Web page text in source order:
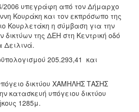
2006 υπεγράφη από τον Δήμαρχο
Κουράκη και τον εκπρόσωπο της
Κουρλετάκη η σύμβαση για την
δικτύων της ΔΕΗ στη Κεντρική οδό
205.293,41  και
δικτύου ΧΑΜΗΛΗΣ ΤΑΣΗΣ
κατασκευή υπόγειου δικτύου
1285μ.